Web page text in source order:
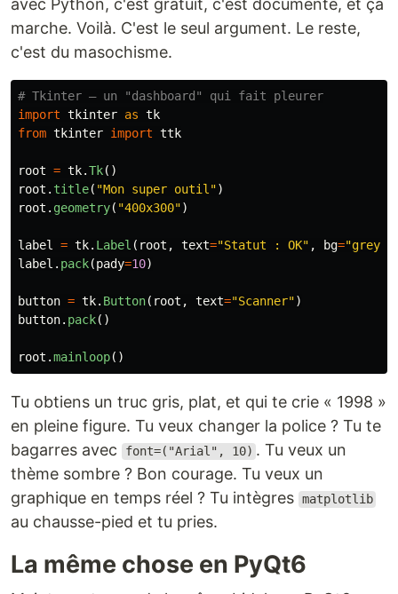
avec Python, c'est gratuit, c'est documenté, et ça
marche. Voilà. C'est le seul argument. Le reste,
c'est du masochisme.
import tkinter as tk
from tkinter import ttk
root = tk.Tk()
root . title( "Mon super outil")
root . geometry( "400x300")
label = tk. Label ( root , text="Statut : OK" , bg="grey
label . pack(pady=10)
button = tk. Button( root , text="Scanner")
button. pack()
root .mainloop()
Tu obtiens un truc gris, plat, et qui te crie « 1998 »
en pleine figure. Tu veux changer la police ? Tu te
bagarres avec
font=("Arial", 10) . Tu veux un
thème sombre ? Bon courage. Tu veux un
graphique en temps réel ? Tu intègres matplotlib
au chausse-pied et tu pries.
La même chose en PyQt6